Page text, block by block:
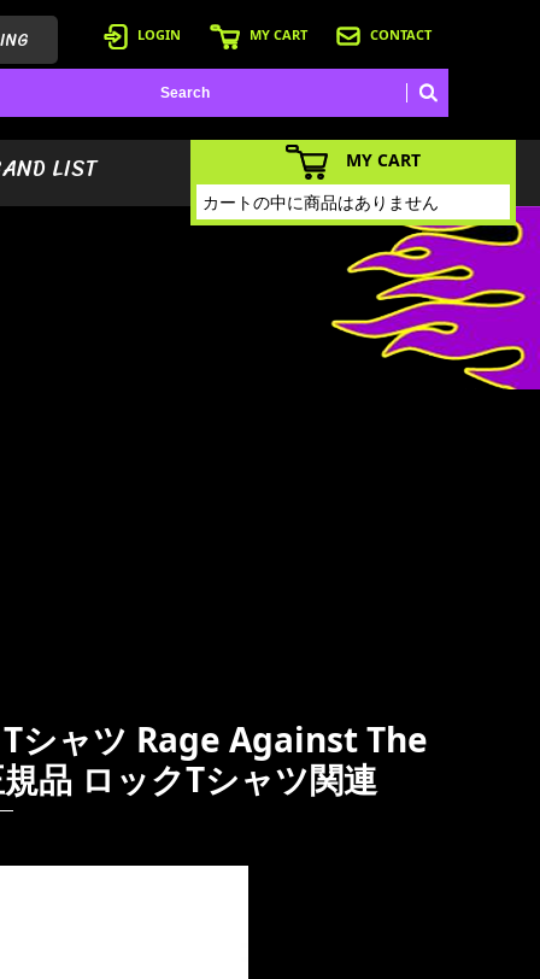
LOGIN MY CART CONTACT
LIST
MY CART
カートの中に商品はありません
シャツ Rage Against The
品 ロックTシャツ関連